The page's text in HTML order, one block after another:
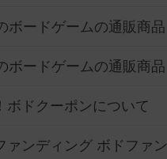
ボードゲームの通販商品
ボードゲームの通販商品
ボドクーポンについて
ァンディング ボドファン